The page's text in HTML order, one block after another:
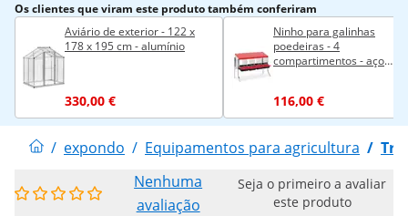
Os clientes que viram este produto também conferiram
Aviário de exterior - 122 x
178 x 195 cm - alumínio
330,00 €
Ninho para galinhas
poedeiras - 4
compartimentos - aço
116,00 €
/ expondo / Equipamentos para agricultura /
Nenhuma
avaliação
Seja o primeiro a avaliar
este produto